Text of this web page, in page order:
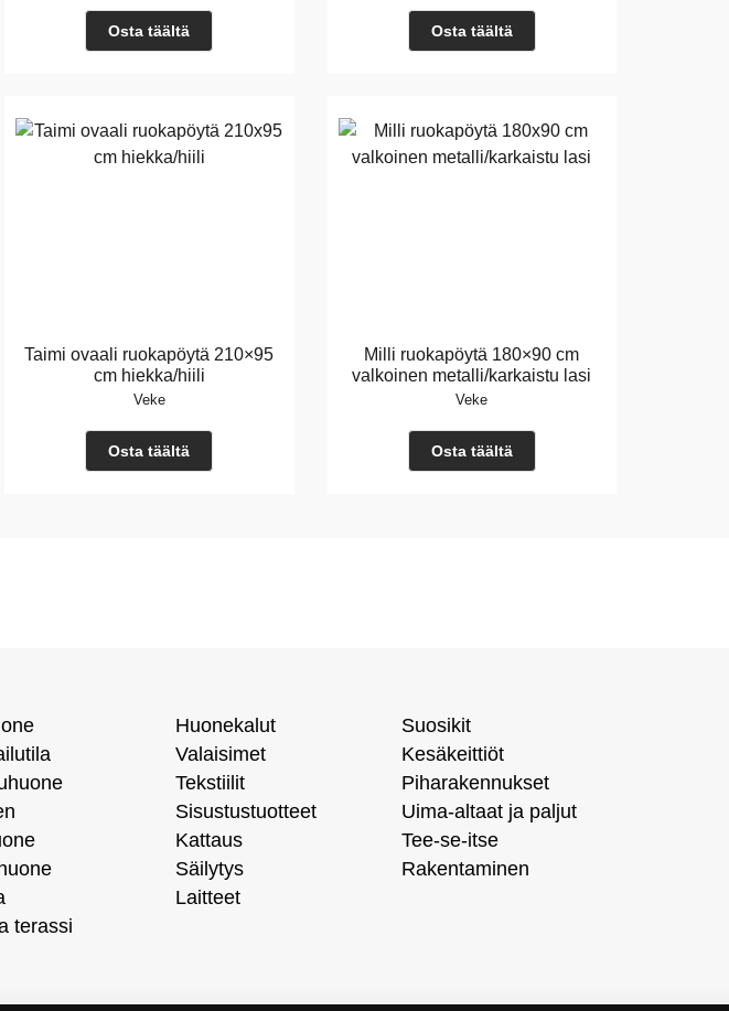
Osta täältä Osta täältä
Taimi ovaali ruokapöytä 210×95
cm hiekka/hiili
Veke
Osta täältä
Milli ruokapöytä 180×90 cm
valkoinen metalli/karkaistu lasi
Veke
Osta täältä
terassi
Huonekalut
Valaisimet
Tekstiilit
Sisustustuotteet
Kattaus
Säilytys
Laitteet
Suosikit
Kesäkeittiöt
Piharakennukset
Uima-altaat ja paljut
Tee-se-itse
Rakentaminen